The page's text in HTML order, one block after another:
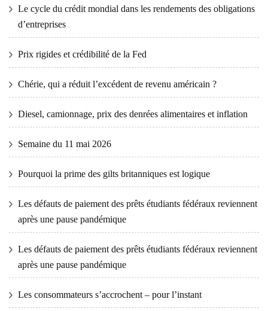
Le cycle du crédit mondial dans les rendements des obligations
d’entreprises
Prix ​​​​rigides et crédibilité de la Fed
Chérie, qui a réduit l’excédent de revenu américain ?
Diesel, camionnage, prix des denrées alimentaires et inflation
Semaine du 11 mai 2026
Pourquoi la prime des gilts britanniques est logique
Les défauts de paiement des prêts étudiants fédéraux reviennent
après une pause pandémique
Les défauts de paiement des prêts étudiants fédéraux reviennent
après une pause pandémique
Les consommateurs s’accrochent – ​​pour l’instant